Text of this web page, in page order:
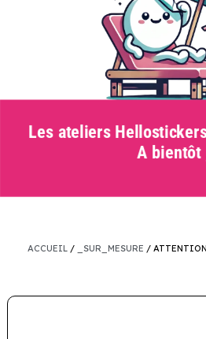
Les ateliers
A bientôt
ACCUEIL/ _SUR_MESURE /